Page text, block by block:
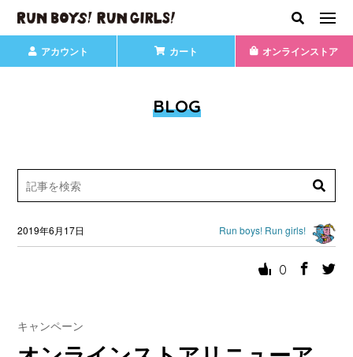
アカウント カート オンラインストア
BLOG
2019年6月17日 Run boys! Run girls!
0
キャンペーン